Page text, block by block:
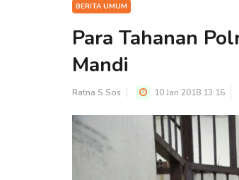
BERITA UMUM
Para Tahanan
Mandi
Ratna S.Sos 10 Jan 2018 13:16